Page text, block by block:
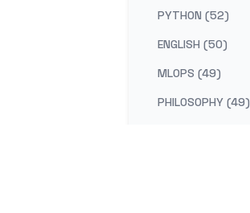
PYTHON (52)
ENGLISH (50)
MLOPS (49)
PHILOSOPHY (49)